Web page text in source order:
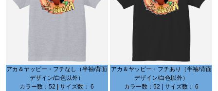
アカ＆ヤッピー・フチなし（半袖/背面
デザイン/白色以外）
カラー数：52 | サイズ数： 6
アカ＆ヤッピー・フチあり（半袖/背面
デザイン/白色以外）
カラー数：52 | サイズ数： 6